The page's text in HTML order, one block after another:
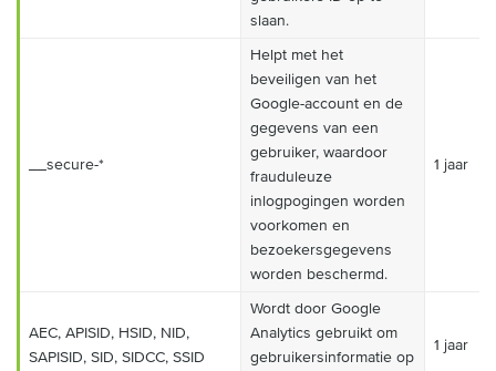
slaan.
__secure-*
Helpt met het
beveiligen van het
Google-account en de
gegevens van een
gebruiker, waardoor
frauduleuze
inlogpogingen worden
voorkomen en
bezoekersgegevens
worden beschermd.
1 jaar
AEC, APISID, HSID, NID,
SAPISID, SID, SIDCC, SSID
Wordt door Google
Analytics gebruikt om
gebruikersinformatie op
1 jaar